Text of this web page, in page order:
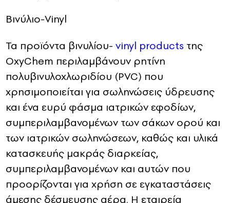
Βινύλιο-Vinyl
Τα προϊόντα βινυλίου- vinyl products της
OxyChem περιλαμβάνουν ρητίνη
πολυβινυλοχλωριδίου (PVC) που
χρησιμοποιείται για σωληνώσεις ύδρευσης
και ένα ευρύ φάσμα ιατρικών εφοδίων,
συμπεριλαμβανομένων των σάκων ορού και
των ιατρικών σωληνώσεων, καθώς και υλικά
κατασκευής μακράς διαρκείας,
συμπεριλαμβανομένων και αυτών που
προορίζονται για χρήση σε εγκαταστάσεις
άμεσης δέσμευσης αέρα. Η εταιρεία